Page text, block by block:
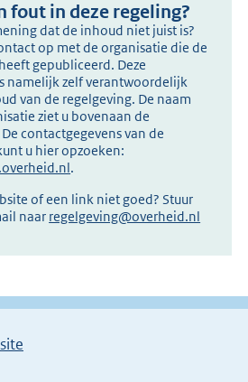
fout in deze regeling?
dat de inhoud niet juist is?
op met de organisatie die de
gepubliceerd. Deze
namelijk zelf verantwoordelijk
van de regelgeving. De naam
ziet u bovenaan de
contactgegevens van de
u hier opzoeken:
.
of een link niet goed? Stuur
naar regelgeving@overheid.nl